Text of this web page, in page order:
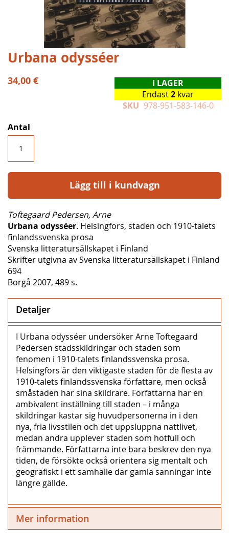
Hoppa
till
början
av
Urbana odysséer
34,00 €
I LAGER
Endast2 kvar
SKU 978-951-583-146-0
Antal
Lägg till i kundvagn
Toftegaard Pedersen, Arne
Urbana odysséer. Helsingfors, staden och 1910-talets
finlandssvenska prosa
Svenska litteratursällskapet i Finland
Skrifter utgivna av Svenska litteratursällskapet i Finland
694
Borgå 2007, 489 s.
Detaljer
I Urbana odysséer undersöker Arne Toftegaard
Pedersen stadsskildringar och staden som
fenomen i 1910-talets finlandssvenska prosa.
Helsingfors är den viktigaste staden för de flesta av
1910-talets finlandssvenska författare, men också
småstaden har sina skildrare. Författarna har en
ambivalent inställning till staden – i många
skildringar kastar sig huvudpersonerna in i den
nya, fria livsstilen och det uppsluppna nattlivet,
medan andra upplever staden som hotfull och
främmande. Författarna inte bara beskrev den nya
tiden, de försökte också orientera sig mentalt och
geografiskt i ett samhälle där gamla sanningar inte
längre gällde.
Mer information